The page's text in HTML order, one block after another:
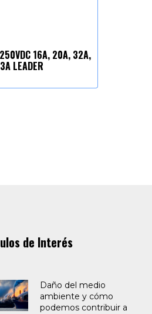
16A, 20A, 32A,
LEADER
de Interés
Daño del medio
ambiente y cómo
podemos contribuir a